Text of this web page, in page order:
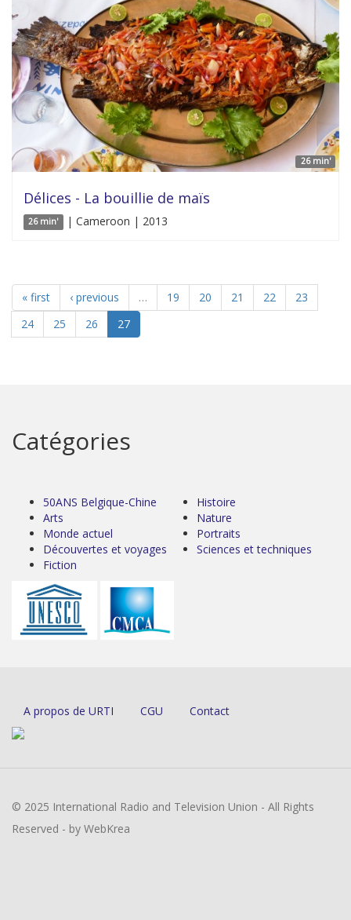
26 min'
Délices - La bouillie de maïs
26 min' | Cameroon | 2013
« first ‹ previous … 19 20 21 22
23
24
25 26 27
Catégories
50ANS Belgique-Chine
Arts
Monde actuel
Découvertes et voyages
Fiction
Histoire
Nature
Portraits
Sciences et techniques
A propos de URTI CGU Contact
© 2025 International Radio and Television Union - All Rights
Reserved - by WebKrea